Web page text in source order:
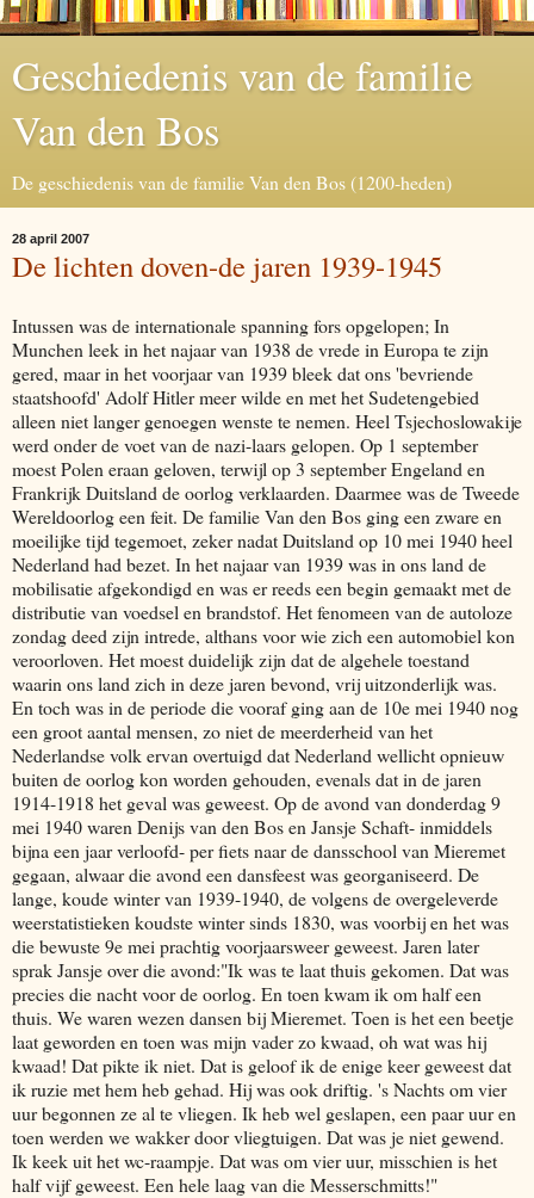
Geschiedenis van de familie
Van den Bos
De geschiedenis van de familie Van den Bos (1200-heden)
28 april 2007
De lichten doven-de jaren 1939-1945
Intussen was de internationale spanning fors opgelopen; In
Munchen leek in het najaar van 1938 de vrede in Europa te zijn
gered, maar in het voorjaar van 1939 bleek dat ons 'bevriende
staatshoofd' Adolf Hitler meer wilde en met het Sudetengebied
alleen niet langer genoegen wenste te nemen. Heel Tsjechoslowakije
werd onder de voet van de nazi-laars gelopen. Op 1 september
moest Polen eraan geloven, terwijl op 3 september Engeland en
Frankrijk Duitsland de oorlog verklaarden. Daarmee was de Tweede
Wereldoorlog een feit. De familie Van den Bos ging een zware en
moeilijke tijd tegemoet, zeker nadat Duitsland op 10 mei 1940 heel
Nederland had bezet. In het najaar van 1939 was in ons land de
mobilisatie afgekondigd en was er reeds een begin gemaakt met de
distributie van voedsel en brandstof. Het fenomeen van de autoloze
zondag deed zijn intrede, althans voor wie zich een automobiel kon
veroorloven. Het moest duidelijk zijn dat de algehele toestand
waarin ons land zich in deze jaren bevond, vrij uitzonderlijk was.
En toch was in de periode die vooraf ging aan de 10e mei 1940 nog
een groot aantal mensen, zo niet de meerderheid van het
Nederlandse volk ervan overtuigd dat Nederland wellicht opnieuw
buiten de oorlog kon worden gehouden, evenals dat in de jaren
1914-1918 het geval was geweest. Op de avond van donderdag 9
mei 1940 waren Denijs van den Bos en Jansje Schaft- inmiddels
bijna een jaar verloofd- per fiets naar de dansschool van Mieremet
gegaan, alwaar die avond een dansfeest was georganiseerd. De
lange, koude winter van 1939-1940, de volgens de overgeleverde
weerstatistieken koudste winter sinds 1830, was voorbij en het was
die bewuste 9e mei prachtig voorjaarsweer geweest. Jaren later
sprak Jansje over die avond:"Ik was te laat thuis gekomen. Dat was
precies die nacht voor de oorlog. En toen kwam ik om half een
thuis. We waren wezen dansen bij Mieremet. Toen is het een beetje
laat geworden en toen was mijn vader zo kwaad, oh wat was hij
kwaad! Dat pikte ik niet. Dat is geloof ik de enige keer geweest dat
ik ruzie met hem heb gehad. Hij was ook driftig. 's Nachts om vier
uur begonnen ze al te vliegen. Ik heb wel geslapen, een paar uur en
toen werden we wakker door vliegtuigen. Dat was je niet gewend.
Ik keek uit het wc-raampje. Dat was om vier uur, misschien is het
half vijf geweest. Een hele laag van die Messerschmitts!"